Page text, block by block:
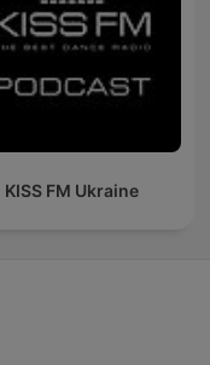
KISS FM Ukraine